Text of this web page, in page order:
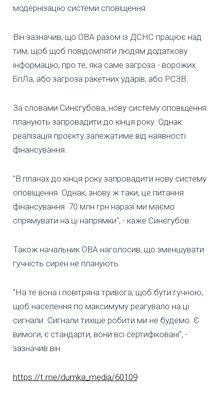
модернізацію системи сповіщення.
Він зазначив, що ОВА разом із ДСНС працює над
тим, щоб щоб повідомляти людям додаткову
інформацію, про те, яка саме загроза - ворожих
БпЛа, або загроза ракетних ударів, або РСЗВ.
За словами Синєгубова, нову систему оповіщення
планують запровадити до кінця року. Однак
реалізація проєкту залежатиме від наявності
фінансування.
"В планах до кінця року запровадити нову систему
оповіщення. Однак, знову ж таки, це питання
фінансування. 70 млн грн наразі ми маємо
спрямувати на ці напрямки", - каже Синєгубов.
Також начальник ОВА наголосив, що зменшувати
гучність сирен не планують.
"На те вона і повітряна тривога, щоб бути гучною,
щоб населення по максимуму реагувало на ці
сигнали. Сигнали тихіше робити ми не будемо. Є
вимоги, є стандарти, вони всі сертифіковані", -
зазначив він.
https://t.me/dumka_media/60109